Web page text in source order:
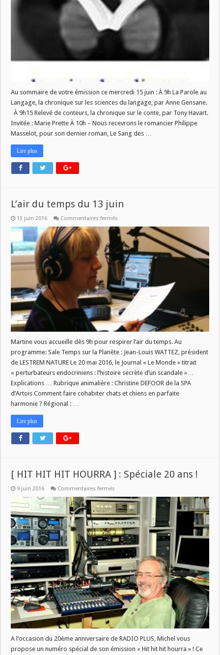
des
Livres
mercredi
15
juin!
Au sommaire de votre émission ce mercredi 15 juin : À 9h La Parole au
Langage, la chronique sur les sciences du langage, par Anne Gensane.
À 9h15 Relevé de conteurs, la chronique sur le conte, par Tony Havart.
Invitée : Marie Prette À 10h – Nous recevrons le romancier Philippe
Masselot, pour son dernier roman, Le Sang des …
Lire plus
L’air du temps du 13 juin
13 juin 2016 Commentaires fermés
du
temps
du
13
juin
Martine vous accueille dès 9h pour respirer l’air du temps. Au
programme: Sale Temps sur la Planète : Jean-Louis WATTEZ, président
de LESTREM NATURE Le 20 mai 2016, le Journal « Le Monde » titrait
« perturbateurs endocriniens : l’histoire secrète d’un scandale »…
Explications … Rubrique animalière : Christine DEFOOR de la SPA
d’Artois Comment faire cohabiter chats et chiens en parfaite
harmonie ? Régional : …
Lire plus
[ HIT HIT HIT HOURRA ] : Spéciale 20 ans !
9 juin 2016 Commentaires fermés
HIT
HIT
HIT
HOURRA
]
:
Spéciale
20
ans
!
A l’occasion du 20ème anniversaire de RADIO PLUS, Michel vous
propose un numéro spécial de son émission « Hit hit hit hourra » ! Ce